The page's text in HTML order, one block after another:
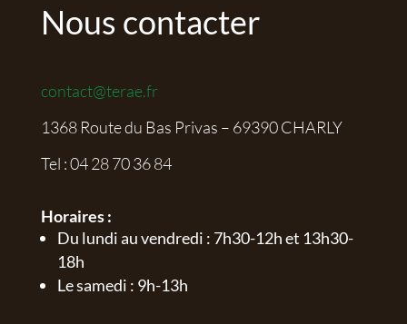
Nous contacter
contact@terae.fr
1368 Route du Bas Privas – 69390 CHARLY
Tel :04 28 70 36 84
Horaires :
Du lundi au vendredi : 7h30-12h et 13h30-
18h
Le samedi : 9h-13h